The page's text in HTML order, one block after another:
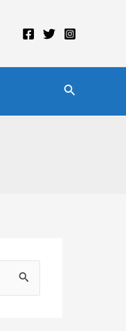
Претрага